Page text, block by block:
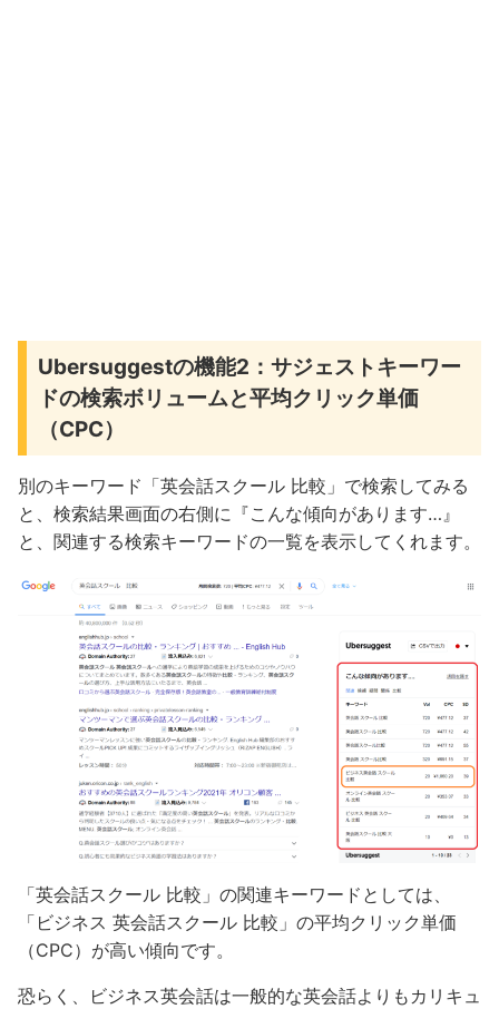
Ubersuggestの機能2：サジェストキーワー
ドの検索ボリュームと平均クリック単価
（CPC）
別のキーワード「英会話スクール 比較」で検索してみる
と、検索結果画面の右側に『こんな傾向があります…』
と、関連する検索キーワードの一覧を表示してくれます。
「英会話スクール 比較」の関連キーワードとしては、
「ビジネス 英会話スクール 比較」の平均クリック単価
（CPC）が高い傾向です。
恐らく、ビジネス英会話は一般的な英会話よりもカリキュ